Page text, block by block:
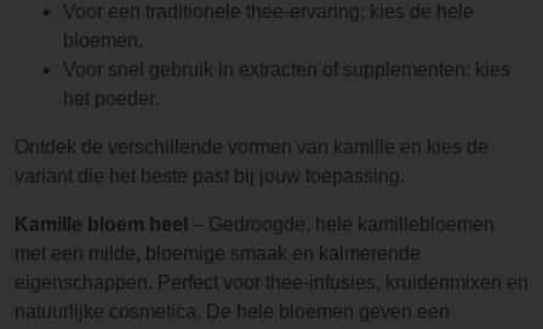
Voor een traditionele thee-ervaring: kies de hele
bloemen.
Voor snel gebruik in extracten of supplementen: kies
het poeder.
Ontdek de verschillende vormen van kamille en kies de
variant die het beste past bij jouw toepassing.
Kamille bloem heel – Gedroogde, hele kamillebloemen
met een milde, bloemige smaak en kalmerende
eigenschappen. Perfect voor thee-infusies, kruidenmixen en
natuurlijke cosmetica. De hele bloemen geven een